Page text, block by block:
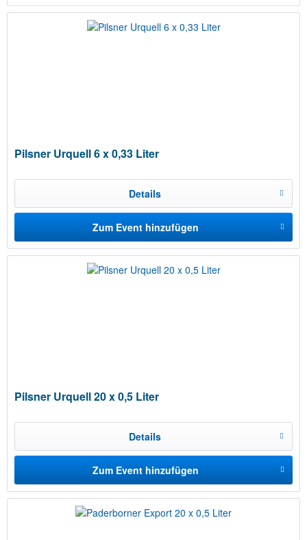
Pilsner Urquell 6 x 0,33 Liter
Details
Zum Event hinzufügen
Pilsner Urquell 20 x 0,5 Liter
Details
Zum Event hinzufügen